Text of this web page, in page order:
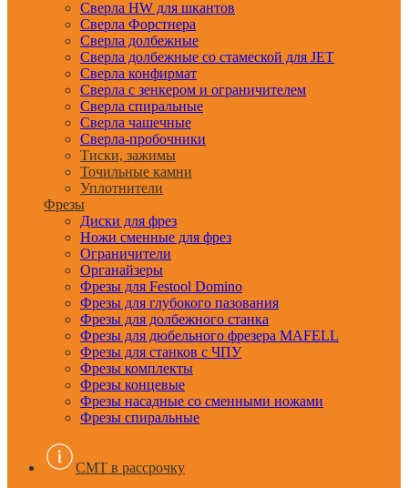
Сверла HW для шкантов
Сверла Форстнера
Сверла долбежные
Сверла долбежные со стамеской для JET
Сверла конфирмат
Сверла с зенкером и ограничителем
Сверла спиральные
Сверла чашечные
Сверла-пробочники
Тиски, зажимы
Точильные камни
Уплотнители
Фрезы
Диски для фрез
Ножи сменные для фрез
Ограничители
Органайзеры
Фрезы для Festool Domino
Фрезы для глубокого пазования
Фрезы для долбежного станка
Фрезы для дюбельного фрезера MAFELL
Фрезы для станков с ЧПУ
Фрезы комплекты
Фрезы концевые
Фрезы насадные со сменными ножами
Фрезы спиральные
CMT в рассрочку